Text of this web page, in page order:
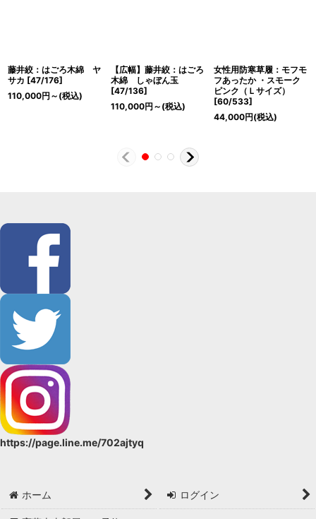
藤井絞：はごろ木綿 ヤ
サカ [47/176]
110,000円 ～ (税込)
【広幅】藤井絞：はごろ
木綿 しゃぼん玉
[47/136]
110,000円 ～ (税込)
女性用防寒草履：モフモ
フあったか ・スモーク
ピンク（Ｌサイズ）
[60/533]
44,000円(税込)
https://page.line.me/702ajtyq
ホーム ログイン